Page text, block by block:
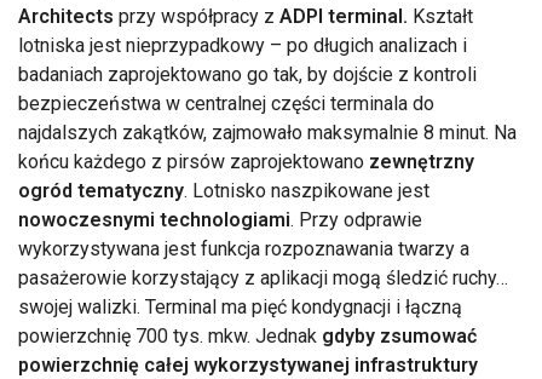
Architects przy współpracy z ADPI terminal. Kształt
lotniska jest nieprzypadkowy – po długich analizach i
badaniach zaprojektowano go tak, by dojście z kontroli
bezpieczeństwa w centralnej części terminala do
najdalszych zakątków, zajmowało maksymalnie 8 minut. Na
końcu każdego z pirsów zaprojektowano zewnętrzny
ogród tematyczny. Lotnisko naszpikowane jest
nowoczesnymi technologiami. Przy odprawie
wykorzystywana jest funkcja rozpoznawania twarzy a
pasażerowie korzystający z aplikacji mogą śledzić ruchy…
swojej walizki. Terminal ma pięć kondygnacji i łączną
powierzchnię 700 tys. mkw. Jednak gdyby zsumować
powierzchnię całej wykorzystywanej infrastruktury